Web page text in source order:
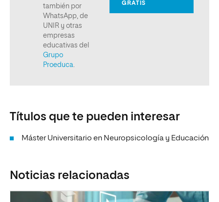
Títulos que te pueden interesar
Máster Universitario en Neuropsicología y Educación
Noticias relacionadas